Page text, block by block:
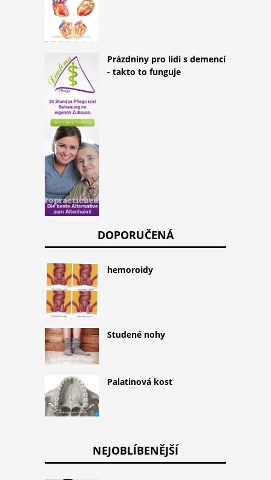
Prázdniny pro lidi s demencí
- takto to funguje
DOPORUČENÁ
hemoroidy
Studené nohy
Palatinová kost
NEJOBLÍBENĚJŠÍ